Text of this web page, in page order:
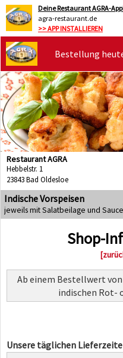
Deine Restaurant AGRA-
agra-restaurant.de
>> APP INSTALLIEREN
Bestellung
Restaurant AGRA
Hebbelstr. 1
23843 Bad Oldesloe
Indische Vorspeisen
jeweils mit Salatbeilage und Sauce
Shop-
Ab einem Bestellwert von
indischen Rot-
Unsere täglichen